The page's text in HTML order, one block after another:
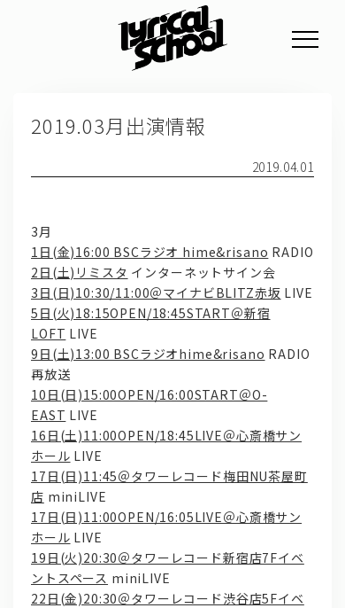
2019.03月出演情報
2019.04.01
3月
1日(金)16:00 BSCラジオ hime&risano RADIO
2日(土)リミスタ インターネットサイン会
3日(日)10:30/11:00＠マイナビBLITZ赤坂 LIVE
5日(火)18:15OPEN/18:45START＠新宿
LOFT LIVE
9日(土)13:00 BSCラジオhime&risano RADIO
再放送
10日(日)15:00OPEN/16:00START＠O-
EAST LIVE
16日(土)11:00OPEN/18:45LIVE＠心斎橋サン
ホール LIVE
17日(日)11:45＠タワーレコード梅田NU茶屋町
店 miniLIVE
17日(日)11:00OPEN/16:05LIVE＠心斎橋サン
ホール LIVE
19日(火)20:30＠タワーレコード新宿店7Fイベ
ントスペース miniLIVE
22日(金)20:30＠タワーレコード渋谷店5Fイベ
PROFILE
GOODS
FAN CLUB
TICKET
問い合わせ, 取材,出演依頼